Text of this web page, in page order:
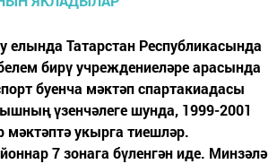
елында Татарстан Республикасында
бирү учреждениеләре арасында
буенча мәктәп спартакиадасы
үзенчәлеге шунда, 1999-2001
мәктәптә укырга тиешләр.
7 зонага бүленгән иде. Минзәлә